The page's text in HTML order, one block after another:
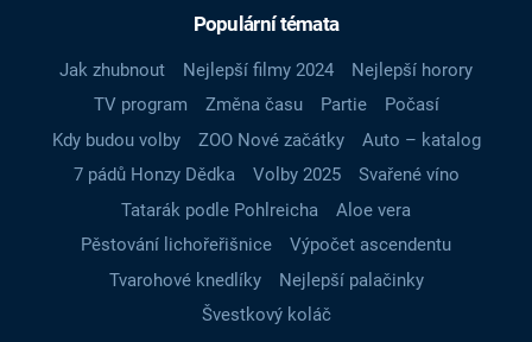
Populární témata
Jak zhubnout Nejlepší filmy 2024
Nejlepší horory
TV program
Změna času Partie
Počasí
Kdy budou volby
ZOO Nové začátky
Auto – katalog
7 pádů Honzy Dědka
Volby 2025
Svařené víno
Tatarák podle Pohlreicha
Aloe vera
Pěstování lichořeřišnice
Výpočet ascendentu
Tvarohové knedlíky
Nejlepší palačinky
Švestkový koláč